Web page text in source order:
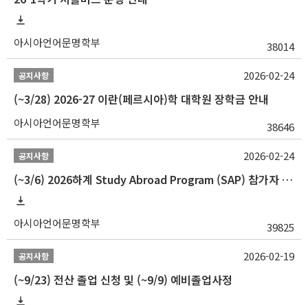
아시아언어문명학부 38014
공지사항
(~3/28) 2026-27 이란(페르시아)학 대학원 장학금 안내
아시아언어문명학부 38646
2026-02-24
공지사항
(~3/6) 2026하계 Study Abroad Program (SAP) 참가자 모집 안내
아시아언어문명학부 39825
2026-02-24
공지사항
(~9/23) 전산 졸업 신청 및 (~9/9) 예비졸업사정
2026-02-19